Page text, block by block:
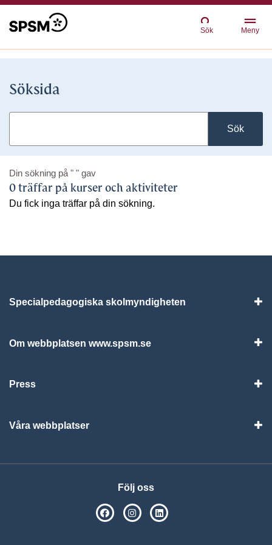
Sök Meny
Söksida
Sök
Din sökning på " " gav
0 träffar på kurser och aktiviteter
Du fick inga träffar på din sökning.
Specialpedagogiska skolmyndigheten
Om webbplatsen www.spsm.se
Press
Våra webbplatser
Följ oss
SPSM på Facebook
SPSM på Instagram